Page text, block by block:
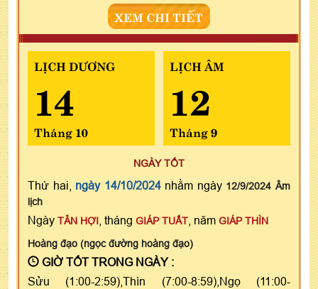
XEM CHI TIẾT
LỊCH DƯƠNG
14
Tháng 10
LỊCH ÂM
12
Tháng 9
NGÀY TỐT
Thứ hai, ngày 14/10/2024nhằm ngày 12/9/2024 Âm
lịch
Ngày TÂN HỢI , tháng GIÁP TUẤT , năm GIÁP THÌN
Hoàng đạo (ngọc đường hoàng đạo)
GIỜ TỐT TRONG NGÀY :
Sửu (1:00-2:59),Thìn (7:00-8:59),Ngọ (11:00-